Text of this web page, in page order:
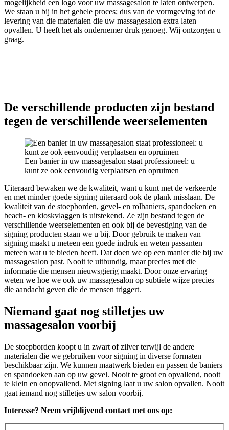
mogelijkheid een logo voor uw massagesalon te laten ontwerpen.
We staan u bij in het gehele proces; dus van de vormgeving tot de
levering van die materialen die uw massagesalon extra laten
opvallen. U heeft het als ondernemer druk genoeg. Wij ontzorgen u
graag.
De verschillende producten zijn bestand
tegen de verschillende weerselementen
Een banier in uw massagesalon staat professioneel: u
kunt ze ook eenvoudig verplaatsen en opruimen
Uiteraard bewaken we de kwaliteit, want u kunt met de verkeerde
en met minder goede signing uiteraard ook de plank misslaan. De
kwaliteit van de stoepborden, gevel- en rolbaniers, spandoeken en
beach- en kioskvlaggen is uitstekend. Ze zijn bestand tegen de
verschillende weerselementen en ook bij de bevestiging van de
signing producten staan we u bij. Door gebruik te maken van
signing maakt u meteen een goede indruk en weten passanten
meteen wat u te bieden heeft. Dat doen we op een manier die bij uw
massagesalon past. Nooit te uitbundig, maar precies met die
informatie die mensen nieuwsgierig maakt. Door onze ervaring
weten we hoe we ook uw massagesalon op subtiele wijze precies
die aandacht geven die de mensen triggert.
Niemand gaat nog stilletjes uw
massagesalon voorbij
De stoepborden koopt u in zwart of zilver terwijl de andere
materialen die we gebruiken voor signing in diverse formaten
beschikbaar zijn. We kunnen maatwerk bieden en passen de baniers
en spandoeken aan op uw gevel. Nooit te groot en opvallend, nooit
te klein en onopvallend. Met signing laat u uw salon opvallen. Nooit
gaat iemand nog stilletjes uw salon voorbij.
Interesse? Neem vrijblijvend contact met ons op: